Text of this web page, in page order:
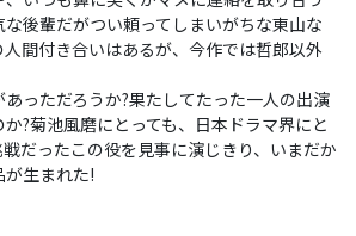
後輩だがつい頼ってしまいがちな東山な
間付き合いはあるが、今作では哲郎以外
っただろうか?果たしてたった一人の出演
?菊池風磨にとっても、日本ドラマ界にと
だったこの役を見事に演じきり、いまだか
生まれた!